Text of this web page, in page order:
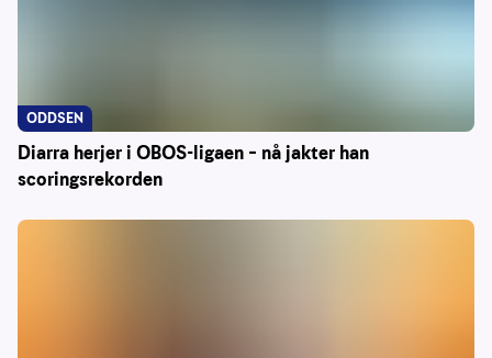
Diarra herjer i OBOS-ligaen – nå jakter han
scoringsrekorden
ODDSEN